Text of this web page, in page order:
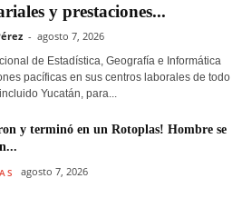
y prestaciones...
- agosto 7, 2026
de Estadística, Geografía e Informática
pacíficas en sus centros laborales de todo
Yucatán, para...
y terminó en un Rotoplas! Hombre se
agosto 7, 2026